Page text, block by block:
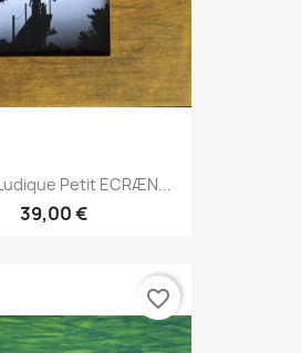
Petit ECRÆN...
39,00 €
favorite_border